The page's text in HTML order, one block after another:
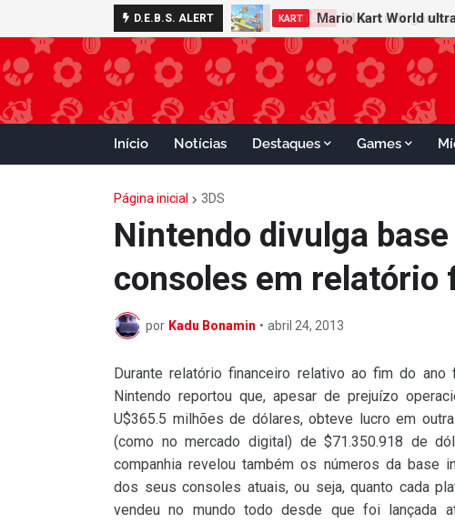
D.E.B.S. ALERT KART Mario Kart World
NOTÍCIAS Minecraft ganha
Início Notícias Destaques Games
Página inicial 3DS
Nintendo divulga
consoles em relatório
por Kadu Bonamin • abril 24, 2013
Durante relatório financeiro relativo ao fim do ano
Nintendo reportou que, apesar de prejuízo
U$365.5 milhões de dólares, obteve lucro em
(como no mercado digital) de $71.350.918 de
companhia revelou também os números da base
dos seus consoles atuais, ou seja, quanto cada
vendeu no mundo todo desde que foi lançada